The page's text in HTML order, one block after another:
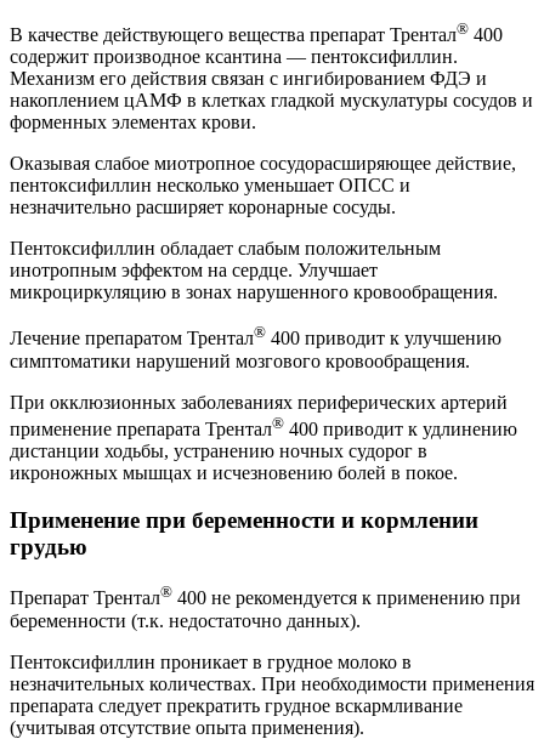
В качестве действующего вещества препарат Трентал® 400
содержит производное ксантина — пентоксифиллин.
Механизм его действия связан с ингибированием ФДЭ и
накоплением цАМФ в клетках гладкой мускулатуры сосудов и
форменных элементах крови.
Оказывая слабое миотропное сосудорасширяющее действие,
пентоксифиллин несколько уменьшает ОПСС и
незначительно расширяет коронарные сосуды.
Пентоксифиллин обладает слабым положительным
инотропным эффектом на сердце. Улучшает
микроциркуляцию в зонах нарушенного кровообращения.
Лечение препаратом Трентал® 400 приводит к улучшению
симптоматики нарушений мозгового кровообращения.
При окклюзионных заболеваниях периферических артерий
применение препарата Трентал® 400 приводит к удлинению
дистанции ходьбы, устранению ночных судорог в
икроножных мышцах и исчезновению болей в покое.
Применение при беременности и кормлении
грудью
Препарат Трентал® 400 не рекомендуется к применению при
беременности (т.к. недостаточно данных).
Пентоксифиллин проникает в грудное молоко в
незначительных количествах. При необходимости применения
препарата следует прекратить грудное вскармливание
(учитывая отсутствие опыта применения).